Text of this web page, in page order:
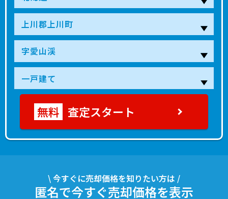
査定スタート
\ 今すぐに売却価格を知りたい方は /
匿名で今すぐ売却価格を表示